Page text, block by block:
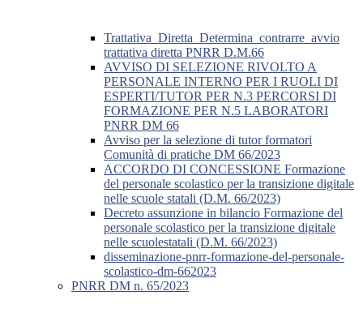
Trattativa_Diretta_Determina_contrarre_avvio
trattativa diretta PNRR D.M.66
AVVISO DI SELEZIONE RIVOLTO A
PERSONALE INTERNO PER I RUOLI DI
ESPERTI/TUTOR PER N.3 PERCORSI DI
FORMAZIONE PER N.5 LABORATORI
PNRR DM 66
Avviso per la selezione di tutor formatori
Comunità di pratiche DM 66/2023
ACCORDO DI CONCESSIONE Formazione
del personale scolastico per la transizione digitale
nelle scuole statali (D.M. 66/2023)
Decreto assunzione in bilancio Formazione del
personale scolastico per la transizione digitale
nelle scuolestatali (D.M. 66/2023)
disseminazione-pnrr-formazione-del-personale-
scolastico-dm-662023
PNRR DM n. 65/2023